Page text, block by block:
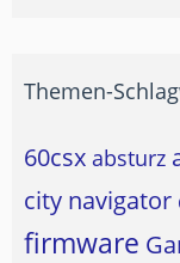
Themen-
60csx absturz
city navigator
firmware